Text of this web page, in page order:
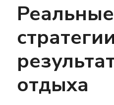
Реальные
стратегии
отдыха